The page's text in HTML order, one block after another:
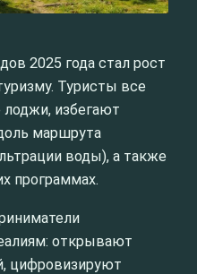
2025 года стал рост
Туристы все
избегают
маршрута
воды), а также
программах.
открывают
цифровизируют